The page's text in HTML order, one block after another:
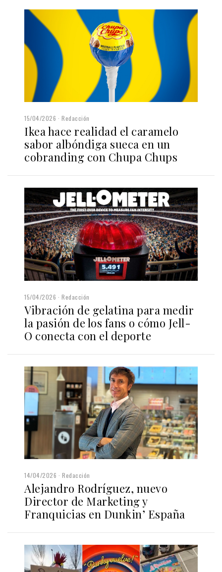
15/04/2026 Redacción
Ikea hace realidad el caramelo
sabor albóndiga sueca en un
cobranding con Chupa Chups
15/04/2026 Redacción
Vibración de gelatina para medir
la pasión de los fans o cómo Jell-
O conecta con el deporte
14/04/2026 Redacción
Alejandro Rodríguez, nuevo
Director de Marketing y
Franquicias en Dunkin’ España